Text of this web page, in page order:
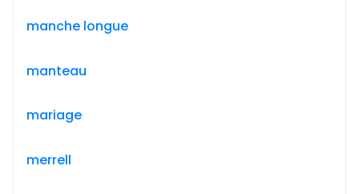
manche longue
manteau
mariage
merrell